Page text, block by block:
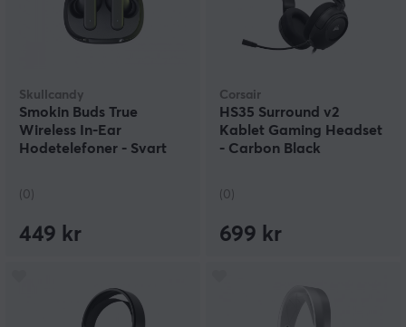
Skullcandy
Smokin Buds True
Wireless In-Ear
Hodetelefoner - Svart
(0)
449 kr
Corsair
HS35 Surround v2
Kablet Gaming Headset
- Carbon Black
(0)
699 kr